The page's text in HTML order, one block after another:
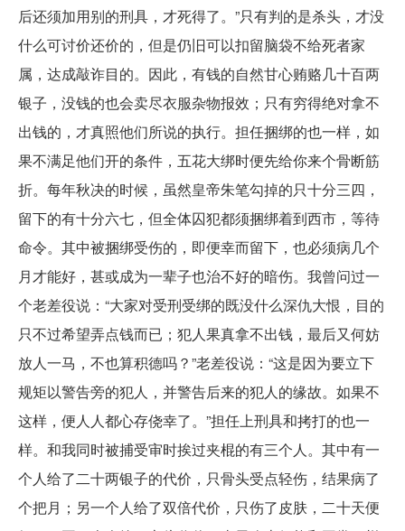
后还须加用别的刑具，才死得了。”只有判的是杀头，才没
什么可讨价还价的，但是仍旧可以扣留脑袋不给死者家
属，达成敲诈目的。因此，有钱的自然甘心贿赂几十百两
银子，没钱的也会卖尽衣服杂物报效；只有穷得绝对拿不
出钱的，才真照他们所说的执行。担任捆绑的也一样，如
果不满足他们开的条件，五花大绑时便先给你来个骨断筋
折。每年秋决的时候，虽然皇帝朱笔勾掉的只十分三四，
留下的有十分六七，但全体囚犯都须捆绑着到西市，等待
命令。其中被捆绑受伤的，即便幸而留下，也必须病几个
月才能好，甚或成为一辈子也治不好的暗伤。我曾问过一
个老差役说：“大家对受刑受绑的既没什么深仇大恨，目的
只不过希望弄点钱而已；犯人果真拿不出钱，最后又何妨
放人一马，不也算积德吗？”老差役说：“这是因为要立下
规矩以警告旁的犯人，并警告后来的犯人的缘故。如果不
这样，便人人都心存侥幸了。”担任上刑具和拷打的也一
样。和我同时被捕受审时挨过夹棍的有三个人。其中有一
个人给了二十两银子的代价，只骨头受点轻伤，结果病了
个把月；另一个人给了双倍代价，只伤了皮肤，二十天便